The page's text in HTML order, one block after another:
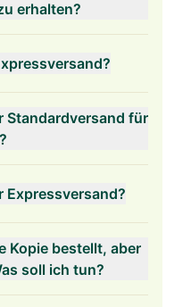
erhalten?
Standardversand für
Expressversand?
Kopie bestellt, aber
soll ich tun?